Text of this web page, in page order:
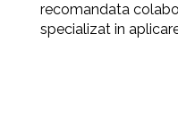
recomandata
specializat in